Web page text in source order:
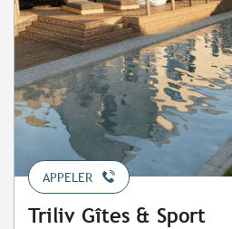
APPELER
Triliv Gîtes & Sport